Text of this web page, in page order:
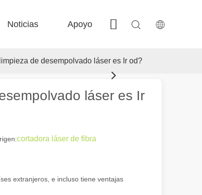
Noticias Apoyo Contáctenos
de desempolvado láser es Ir od?
industrial, las máquinas de marcado láser han surgido
láser es Ir
cortadora láser de fibra
extranjeros, e incluso tiene ventajas